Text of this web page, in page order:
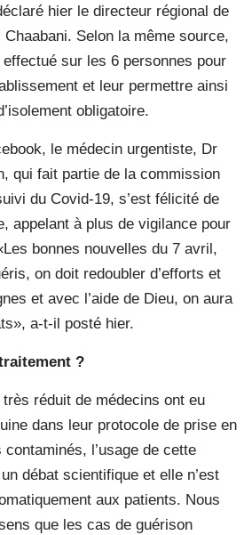
hier le directeur régional de
Chaabani. Selon la même source,
sur les 6 personnes pour
et leur permettre ainsi
obligatoire.
le médecin urgentiste, Dr
qui fait partie de la commission
du Covid-19, s’est félicité de
appelant à plus de vigilance pour
bonnes nouvelles du 7 avril,
on doit redoubler d’efforts et
et avec l’aide de Dieu, on aura
a-t-il posté hier.
?
réduit de médecins ont eu
dans leur protocole de prise en
l’usage de cette
débat scientifique et elle n’est
aux patients. Nous
que les cas de guérison